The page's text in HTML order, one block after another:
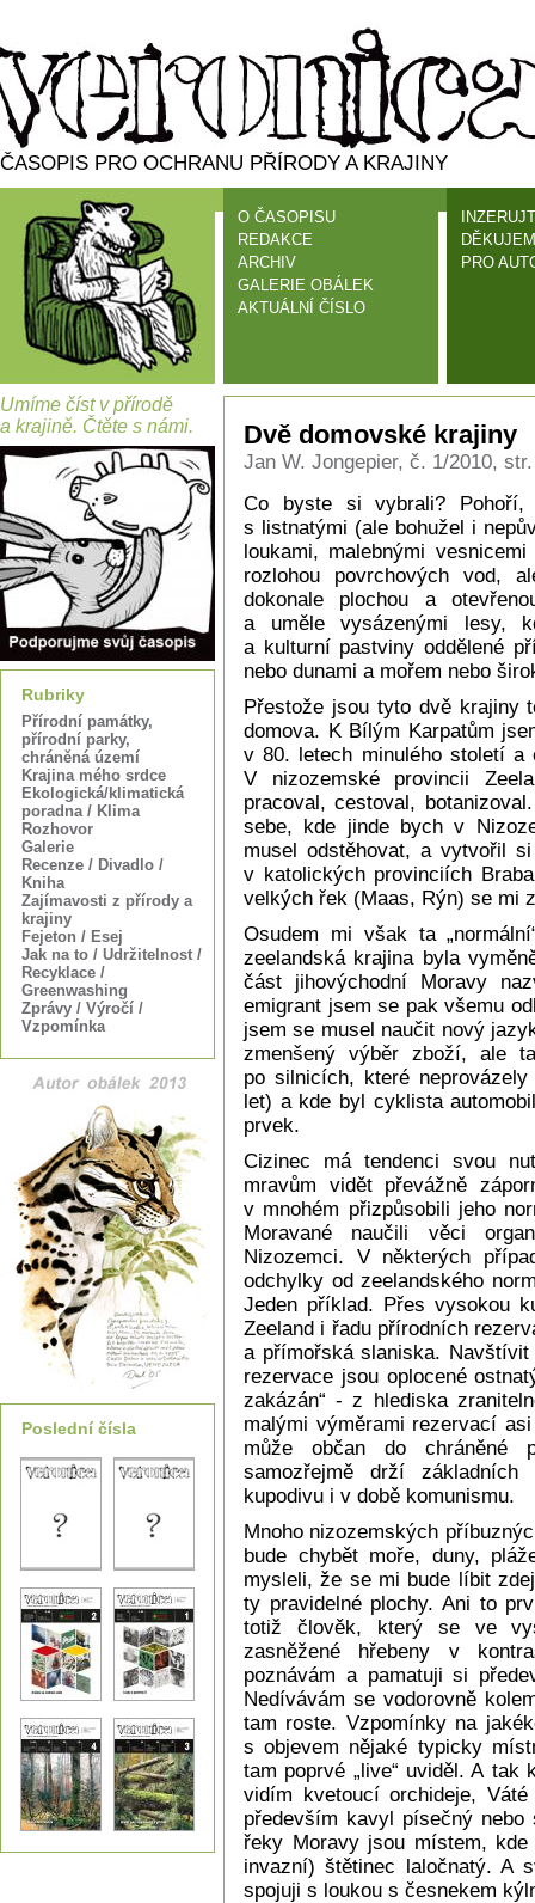
ČASOPIS PRO OCHRANU PŘÍRODY A KRAJINY
O ČASOPISU
REDAKCE
ARCHIV
GALERIE OBÁLEK
AKTUÁLNÍ ČÍSLO
PRO
Umíme číst v přírodě
a krajině. Čtěte s námi.
Rubriky
Přírodní památky,
přírodní parky,
chráněná území
Krajina mého srdce
Ekologická/klimatická
poradna / Klima
Rozhovor
Galerie
Recenze / Divadlo /
Kniha
Zajímavosti z přírody a
krajiny
Fejeton / Esej
Jak na to / Udržitelnost /
Recyklace /
Greenwashing
Zprávy / Výročí /
Vzpomínka
Poslední čísla
Dvě domovské krajiny
Jan W. Jongepier, č. 1/2010,
Co byste si vybrali?
s listnatými (ale bohužel i
loukami, malebnými
rozlohou povrchových vod,
dokonale plochou a
a uměle vysázenými lesy,
a kulturní pastviny oddělené
nebo dunami a mořem nebo
Přestože jsou tyto dvě krajiny
domova. K Bílým Karpatům
v 80. letech minulého století
V nizozemské provincii
pracoval, cestoval,
sebe, kde jinde bych v
musel odstěhovat, a vytvořil
v katolických provinciích
velkých řek (Maas, Rýn) se mi
Osudem mi však ta
zeelandská krajina byla
část jihovýchodní Moravy
emigrant jsem se pak všemu
jsem se musel naučit nový
zmenšený výběr zboží, ale
po silnicích, které
let) a kde byl cyklista
prvek.
Cizinec má tendenci svou
mravům vidět převážně
v mnohém přizpůsobili jeho
Moravané naučili věci
Nizozemci. V některých
odchylky od zeelandského
Jeden příklad. Přes vysokou
Zeeland i řadu přírodních
a přímořská slaniska.
rezervace jsou oplocené
zakázán“ - z hlediska
malými výměrami rezervací
může občan do chráněné
samozřejmě drží základních
kupodivu i v době komunismu.
Mnoho nizozemských
bude chybět moře, duny,
mysleli, že se mi bude líbit
ty pravidelné plochy. Ani to
totiž člověk, který se ve
zasněžené hřebeny v
poznávám a pamatuji si
Nedívávám se vodorovně
tam roste. Vzpomínky na
s objevem nějaké typicky
tam poprvé „live“ uviděl. A tak
vidím kvetoucí orchideje,
především kavyl písečný nebo
řeky Moravy jsou místem,
invazní) štětinec laločnatý. A
spojuji s loukou s česnekem